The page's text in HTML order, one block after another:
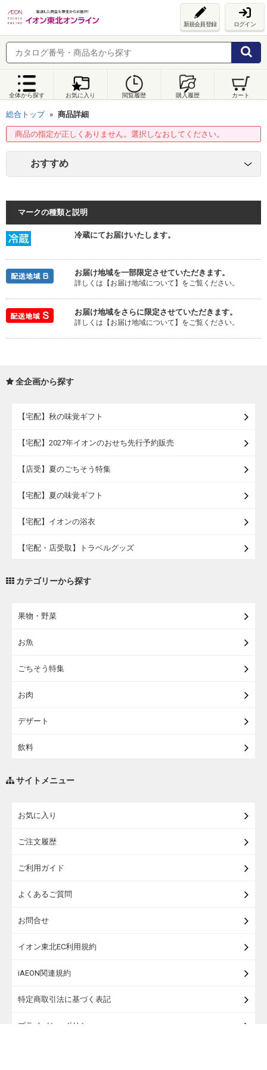
新規会員登録 ログイン
全体から探す お気に入り 閲覧履歴 購入履歴 カート
総合トップ 商品詳細
商品の指定が正しくありません。選択しなおしてください。
おすすめ
マークの種類と説明
冷蔵にてお届けいたします。
お届け地域を一部限定させていただきます。
詳しくは【お届け地域について】をご覧ください。
お届け地域をさらに限定させていただきます。
詳しくは【お届け地域について】をご覧ください。
全企画から探す
【宅配】秋の味覚ギフト
【宅配】2027年イオンのおせち先行予約販売
【店受】夏のごちそう特集
【宅配】夏の味覚ギフト
【宅配】イオンの浴衣
【宅配・店受取】トラベルグッズ
カテゴリーから探す
果物・野菜
お魚
ごちそう特集
お肉
デザート
飲料
サイトメニュー
お気に入り
ご注文履歴
ご利用ガイド
よくあるご質問
お問合せ
イオン東北EC利用規約
iAEON関連規約
特定商取引法に基づく表記
プライバシーポリシー